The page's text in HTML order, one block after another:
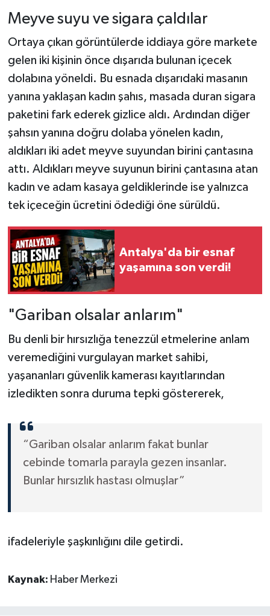
Meyve suyu ve sigara çaldılar
Ortaya çıkan görüntülerde iddiaya göre markete
gelen iki kişinin önce dışarıda bulunan içecek
dolabına yöneldi. Bu esnada dışarıdaki masanın
yanına yaklaşan kadın şahıs, masada duran sigara
paketini fark ederek gizlice aldı. Ardından diğer
şahsın yanına doğru dolaba yönelen kadın,
aldıkları iki adet meyve suyundan birini çantasına
attı. Aldıkları meyve suyunun birini çantasına atan
kadın ve adam kasaya geldiklerinde ise yalnızca
tek içeceğin ücretini ödediği öne sürüldü.
Antalya'da bir esnaf
yaşamına son verdi!
"Gariban olsalar anlarım"
Bu denli bir hırsızlığa tenezzül etmelerine anlam
veremediğini vurgulayan market sahibi,
yaşananları güvenlik kamerası kayıtlarından
izledikten sonra duruma tepki göstererek,
“Gariban olsalar anlarım fakat bunlar
cebinde tomarla parayla gezen insanlar.
Bunlar hırsızlık hastası olmuşlar”
ifadeleriyle şaşkınlığını dile getirdi.
Kaynak: Haber Merkezi